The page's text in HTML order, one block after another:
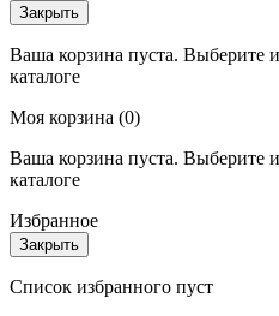
Закрыть
Ваша корзина пуста. Выберите
каталоге
Моя корзина (0)
Ваша корзина пуста. Выберите
каталоге
Избранное
Закрыть
Список избранного пуст